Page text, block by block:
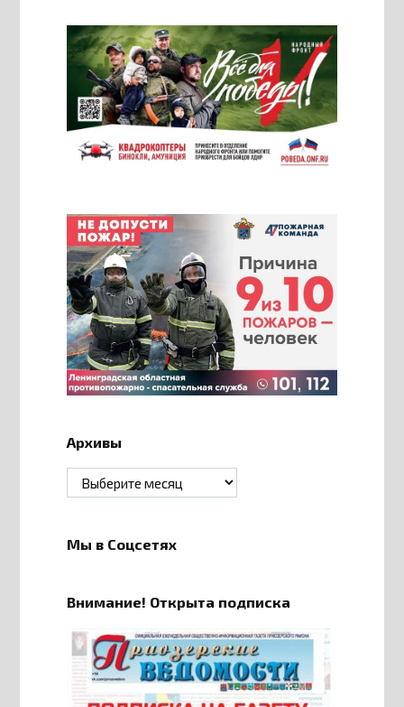
Архивы
Архивы
Мы в Соцсетях
Внимание! Открыта подписка